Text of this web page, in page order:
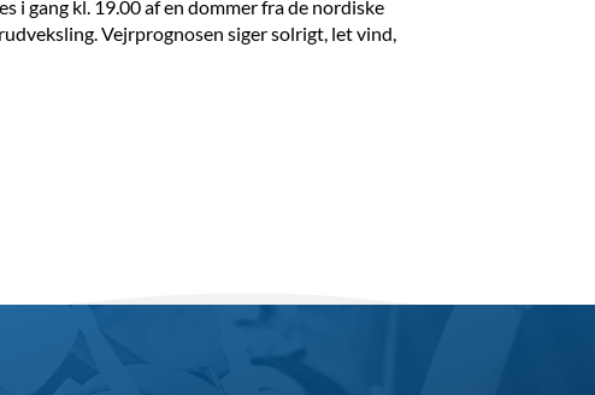
i gang kl. 19.00 af en dommer fra de nordiske
Vejrprognosen siger solrigt, let vind,